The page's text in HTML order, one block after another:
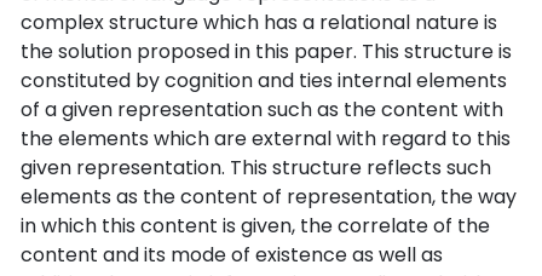
complex structure which has a relational nature is
the solution proposed in this paper. This structure is
constituted by cognition and ties internal elements
of a given representation such as the content with
the elements which are external with regard to this
given representation. This structure reflects such
elements as the content of representation, the way
in which this content is given, the correlate of the
content and its mode of existence as well as